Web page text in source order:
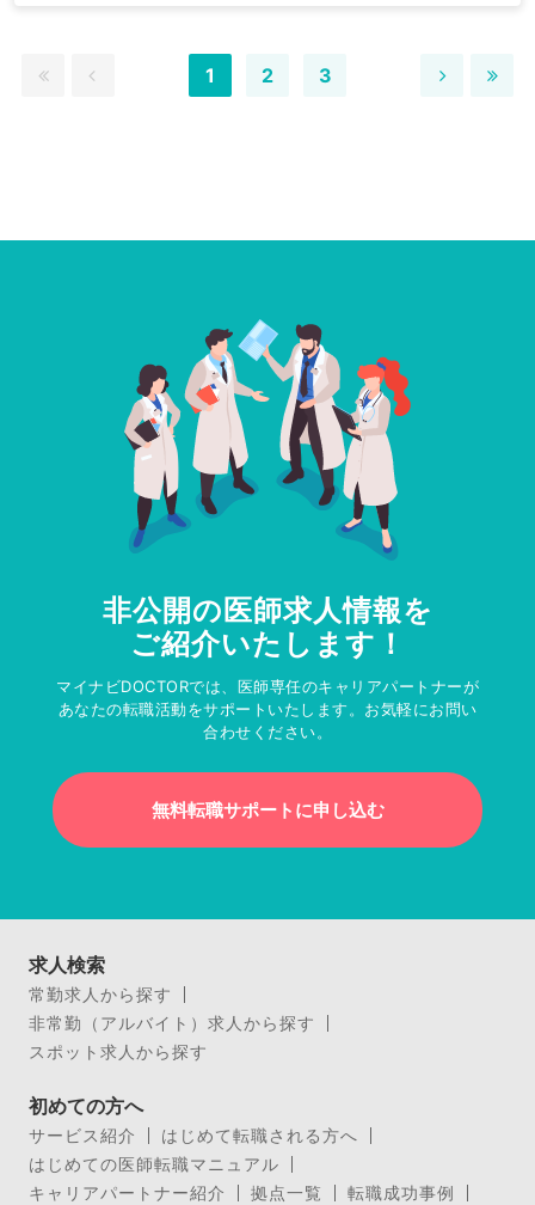
1 2 3
非公開の医師求人情報を
ご紹介いたします！
マイナビDOCTORでは、医師専任のキャリアパートナーが
あなたの転職活動をサポートいたします。お気軽にお問い
合わせください。
無料転職サポートに申し込む
求人検索
常勤求人から探す
非常勤（アルバイト）求人から探す
スポット求人から探す
初めての方へ
サービス紹介
はじめて転職される方へ
はじめての医師転職マニュアル
キャリアパートナー紹介
拠点一覧 転職成功事例